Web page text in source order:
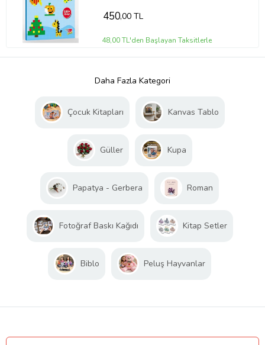
450,00 TL
48,00 TL'den Başlayan Taksitlerle
Daha Fazla Kategori
Çocuk Kitapları Kanvas Tablo
Güller Kupa
Papatya - Gerbera Roman
Fotoğraf Baskı Kağıdı Kitap Setler
Biblo Peluş Hayvanlar